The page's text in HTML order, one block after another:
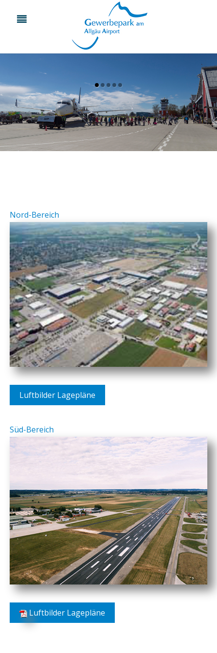
Nord-Bereich
Luftbilder Lagepläne
Süd-Bereich
Luftbilder Lagepläne